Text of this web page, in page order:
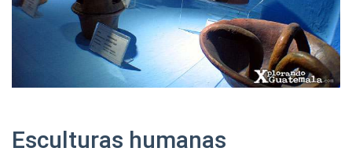
Esculturas humanas